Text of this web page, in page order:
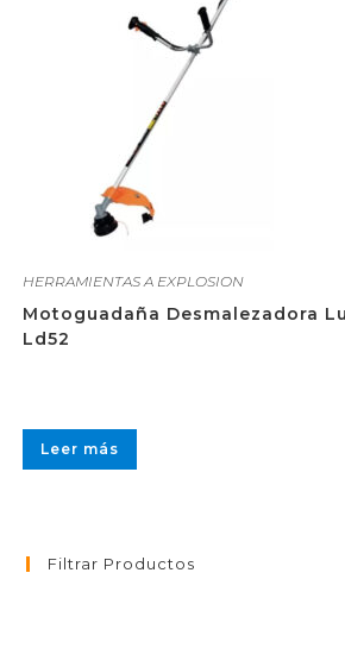
HERRAMIENTAS A EXPLOSION
Motoguadaña Desmalezadora
Ld52
Leer más
Filtrar Productos